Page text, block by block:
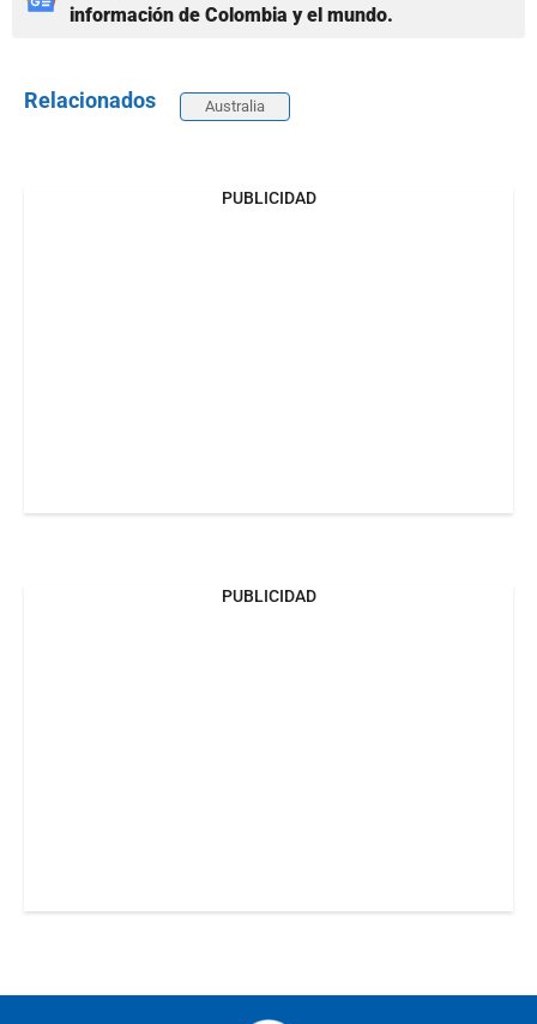
información de Colombia y el mundo.
Relacionados Australia
PUBLICIDAD
PUBLICIDAD